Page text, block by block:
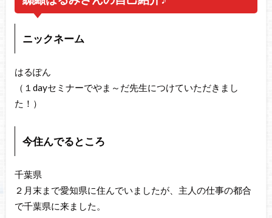
ニックネーム
はるぽん
（１dayセミナーでやま～だ先生につけていただきまし
た！）
今住んでるところ
千葉県
２月末まで愛知県に住んでいましたが、主人の仕事の都合
で千葉県に来ました。